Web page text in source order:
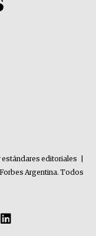
estándares editoriales
Argentina. Todos